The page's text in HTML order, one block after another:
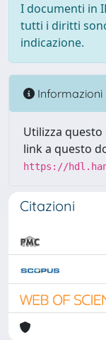
I documenti in
tutti i diritti
indicazione.
Informazioni
Utilizza
link a questo
https://
Citazioni